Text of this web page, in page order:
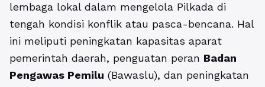
lembaga lokal dalam mengelola Pilkada di
tengah kondisi konflik atau pasca-bencana. Hal
ini meliputi peningkatan kapasitas aparat
pemerintah daerah, penguatan peran Badan
Pengawas Pemilu (Bawaslu), dan peningkatan